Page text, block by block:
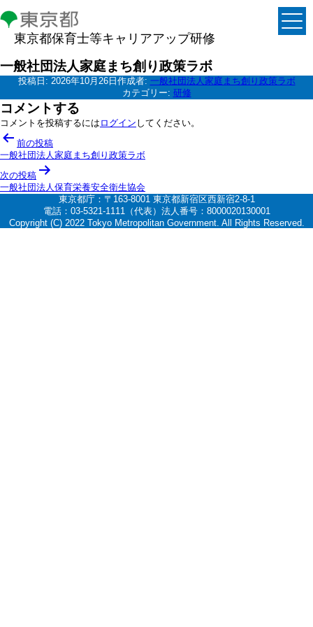
東京都保育士等キャリアアップ研修
一般社団法人家庭まち創り政策ラボ
投稿日: 2026年10月26日 作成者: 一般社団法人家庭まち創り政策ラボ
カテゴリー: 研修
コメントする
コメントを投稿するには ログイン してください。
投
稿
ナ
ビ
ー
前の投稿
一般社団法人家庭まち創り政策ラボ
次の投稿
一般社団法人保育栄養安全衛生協会
東京都庁：〒163-8001 東京都新宿区西新宿2-8-1
電話：03-5321-1111（代表）法人番号：8000020130001
Copyright (C) 2022 Tokyo Metropolitan Government. All Rights Reserved.